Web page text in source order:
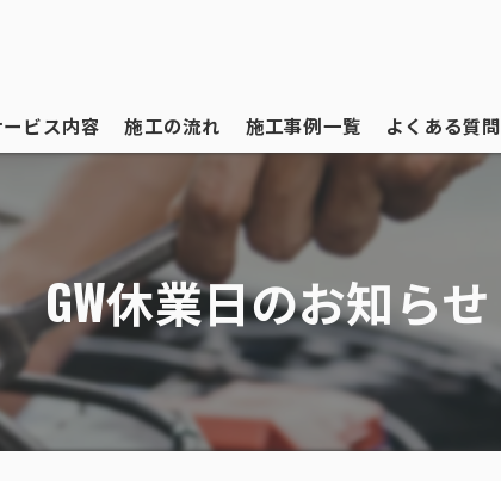
ービス内容 施工の流れ 施工事例一覧 よくある質問
GW休業日のお知らせ